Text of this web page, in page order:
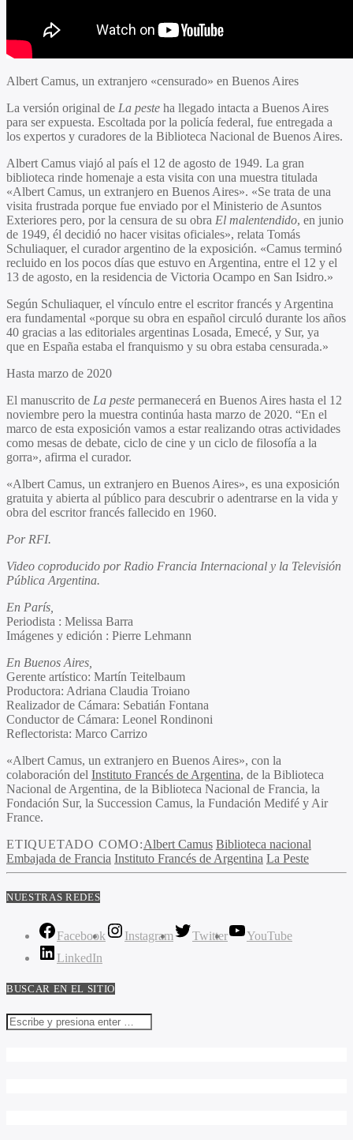
Albert Camus, un extranjero «censurado» en Buenos Aires
La versión original de La peste ha llegado intacta a Buenos Aires
para ser expuesta. Escoltada por la policía federal, fue entregada a
los expertos y curadores de la Biblioteca Nacional de Buenos Aires.
Albert Camus viajó al país el 12 de agosto de 1949. La gran
biblioteca rinde homenaje a esta visita con una muestra titulada
«Albert Camus, un extranjero en Buenos Aires». «Se trata de una
visita frustrada porque fue enviado por el Ministerio de Asuntos
Exteriores pero, por la censura de su obra El malentendido, en junio
de 1949, él decidió no hacer visitas oficiales», relata Tomás
Schuliaquer, el curador argentino de la exposición. «Camus terminó
recluido en los pocos días que estuvo en Argentina, entre el 12 y el
13 de agosto, en la residencia de Victoria Ocampo en San Isidro.»
Según Schuliaquer, el vínculo entre el escritor francés y Argentina
era fundamental «porque su obra en español circuló durante los años
40 gracias a las editoriales argentinas Losada, Emecé, y Sur, ya
que en España estaba el franquismo y su obra estaba censurada.»
Hasta marzo de 2020
El manuscrito de La peste permanecerá en Buenos Aires hasta el 12
noviembre pero la muestra continúa hasta marzo de 2020. “En el
marco de esta exposición vamos a estar realizando otras actividades
como mesas de debate, ciclo de cine y un ciclo de filosofía a la
gorra», afirma el curador.
«Albert Camus, un extranjero en Buenos Aires», es una exposición
gratuita y abierta al público para descubrir o adentrarse en la vida y
obra del escritor francés fallecido en 1960.
Por RFI.
Video coproducido por Radio Francia Internacional y la Televisión
Pública Argentina.
En París,
Periodista : Melissa Barra
Imágenes y edición : Pierre Lehmann
En Buenos Aires,
Gerente artístico: Martín Teitelbaum
Productora: Adriana Claudia Troiano
Realizador de Cámara: Sebatián Fontana
Conductor de Cámara: Leonel Rondinoni
Reflectorista: Marco Carrizo
«Albert Camus, un extranjero en Buenos Aires», con la
colaboración del Instituto Francés de Argentina, de la Biblioteca
Nacional de Argentina, de la Biblioteca Nacional de Francia, la
Fondación Sur, la Succession Camus, la Fundación Medifé y Air
France.
ETIQUETADO COMO:Albert Camus Biblioteca nacional
Embajada de Francia Instituto Francés de Argentina La Peste
NUESTRAS REDES
Facebook Instagram Twitter
YouTube
LinkedIn
BUSCAR EN EL SITIO